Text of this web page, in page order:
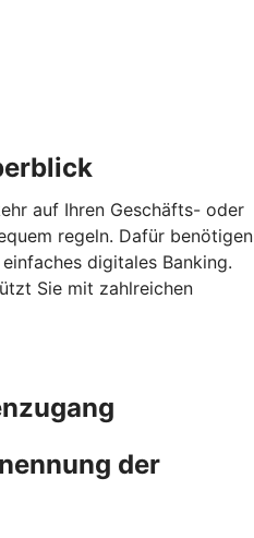
auf Ihren Geschäfts- oder
regeln. Dafür benötigen
digitales Banking.
Sie mit zahlreichen
der